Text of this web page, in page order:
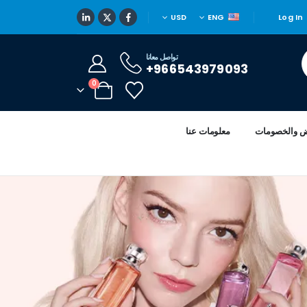
Log In
ENG
USD
تواصل معانا
966543979093+
0
والخصومات معلومات عنا